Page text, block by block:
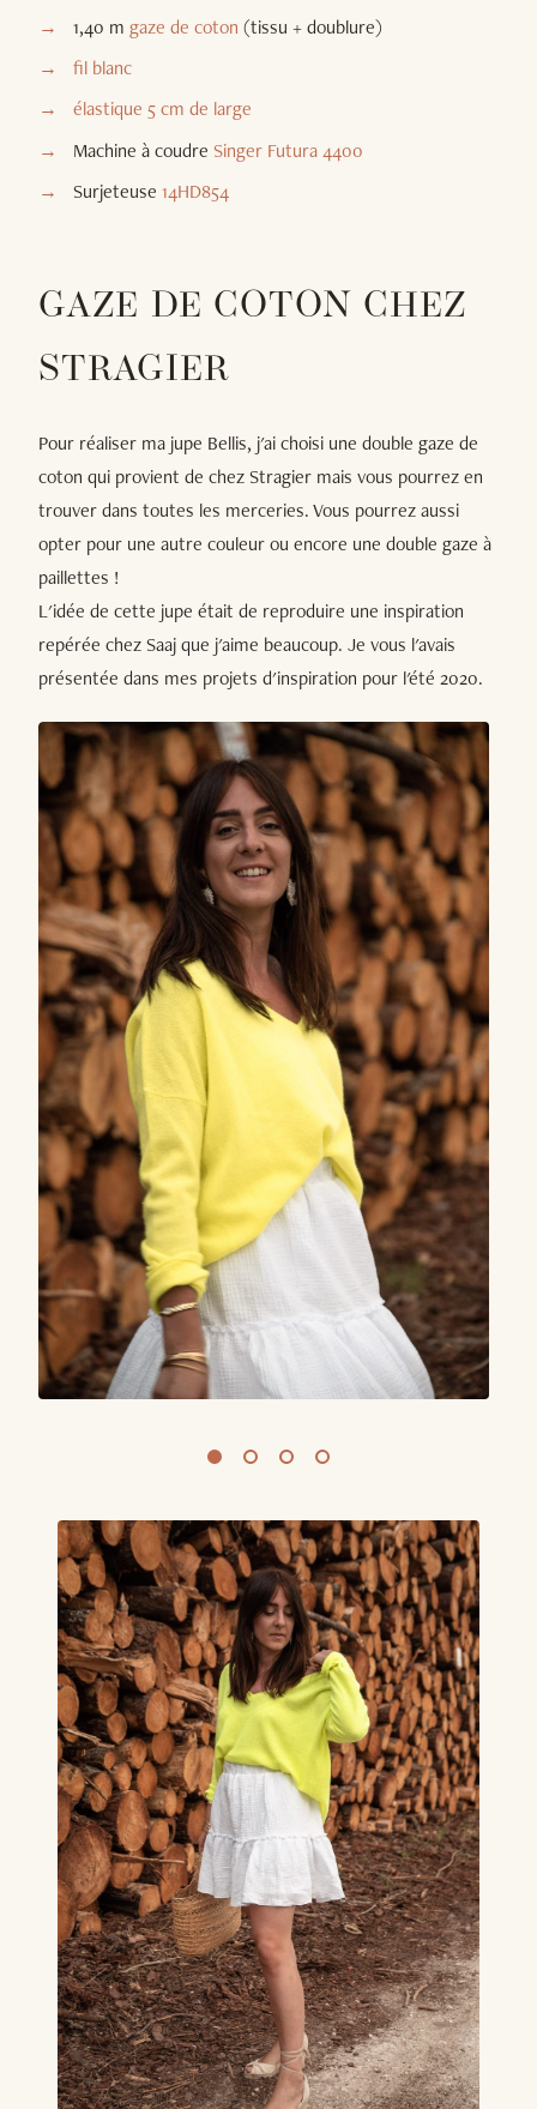
1,40 m gaze de coton (tissu + doublure)
fil blanc
élastique 5 cm de large
Machine à coudre Singer Futura 4400
Surjeteuse 14HD854
GAZE DE COTON CHEZ
STRAGIER
Pour réaliser ma jupe Bellis, j'ai choisi une double gaze de
coton qui provient de chez Stragier mais vous pourrez en
trouver dans toutes les merceries. Vous pourrez aussi
opter pour une autre couleur ou encore une double gaze à
paillettes !
L'idée de cette jupe était de reproduire une inspiration
repérée chez Saaj que j'aime beaucoup. Je vous l'avais
présentée dans mes projets d'inspiration pour l'été 2020.